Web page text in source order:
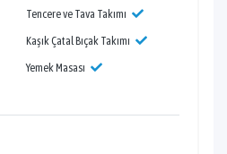
Tencere ve Tava Takımı
Kaşık Çatal Bıçak Takımı
Yemek Masası